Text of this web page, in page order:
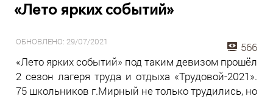
«Лето ярких событий»
ОБНОВЛЕНО: 29/07/2021
566
«Лето ярких событий» под таким девизом прошёл
2 сезон лагеря труда и отдыха «Трудовой-2021».
75 школьников г.Мирный не только трудились, но